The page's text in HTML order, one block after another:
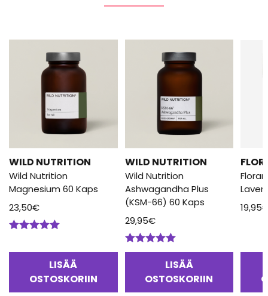
WILD NUTRITION
Wild Nutrition
Magnesium 60 Kaps
23,50€
LISÄÄ
OSTOSKORIIN
WILD NUTRITION
Wild Nutrition
Ashwagandha Plus
(KSM-66) 60 Kaps
29,95€
Arvostelu
tuotteesta:LISÄÄ
OSTOSKORIIN
19,95